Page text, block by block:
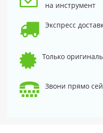
на инструмент
Экспресс
Только
Звони прямо